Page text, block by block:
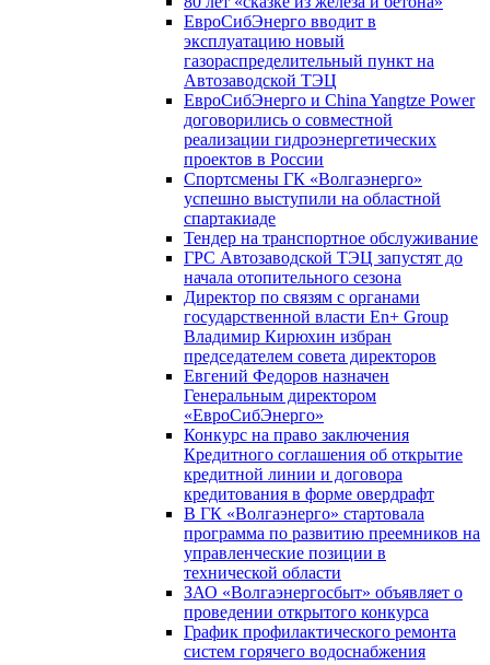
ЕвроСибЭнерго вводит в
эксплуатацию новый
газораспределительный пункт на
Автозаводской ТЭЦ
ЕвроСибЭнерго и China Yangtze Power
договорились о совместной
реализации гидроэнергетических
проектов в России
Спортсмены ГК «Волгаэнерго»
успешно выступили на областной
спартакиаде
Тендер на транспортное обслуживание
ГРС Автозаводской ТЭЦ запустят до
начала отопительного сезона
Директор по связям с органами
государственной власти En+ Group
Владимир Кирюхин избран
председателем совета директоров
Евгений Федоров назначен
Генеральным директором
«ЕвроСибЭнерго»
Конкурс на право заключения
Кредитного соглашения об открытие
кредитной линии и договора
кредитования в форме овердрафт
В ГК «Волгаэнерго» стартовала
программа по развитию преемников на
управленческие позиции в
технической области
ЗАО «Волгаэнергосбыт» объявляет о
проведении открытого конкурса
График профилактического ремонта
систем горячего водоснабжения